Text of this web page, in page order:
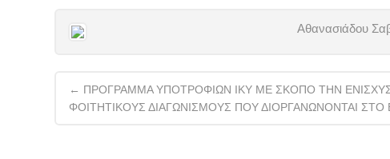
Αθανασιάδου
navigation
← ΠΡΟΓΡΑΜΜΑ ΥΠΟΤΡΟΦΙΩΝ ΙΚΥ ΜΕ ΣΚΟΠΟ ΤΗΝ
ΦΟΙΤΗΤΙΚΟΥΣ ΔΙΑΓΩΝΙΣΜΟΥΣ ΠΟΥ ΔΙΟΡΓΑΝΩΝΟΝΤΑΙ ΣΤΟ